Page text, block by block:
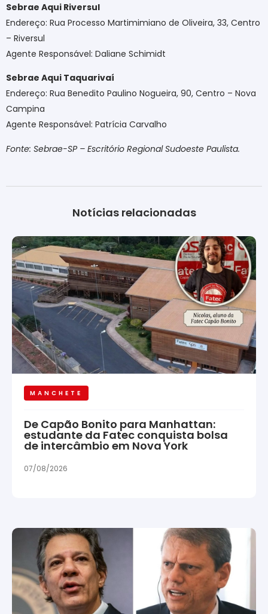
Sebrae Aqui Riversul
Endereço: Rua Processo Martimimiano de Oliveira, 33, Centro
– Riversul
Agente Responsável: Daliane Schimidt
Sebrae Aqui Taquarivaí
Endereço: Rua Benedito Paulino Nogueira, 90, Centro – Nova
Campina
Agente Responsável: Patrícia Carvalho
Fonte: Sebrae-SP – Escritório Regional Sudoeste Paulista.
Notícias relacionadas
MANCHETE
De Capão Bonito para Manhattan:
estudante da Fatec conquista bolsa
de intercâmbio em Nova York
07/08/2026